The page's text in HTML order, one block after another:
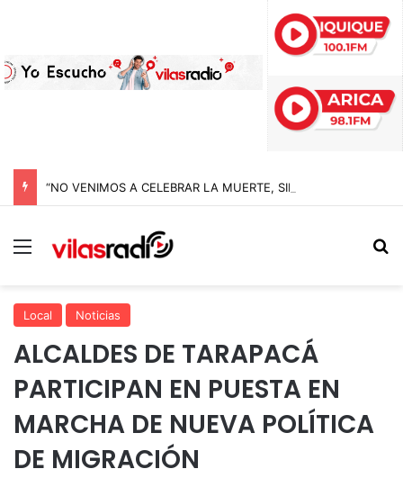
Menú
Local Noticias
ALCALDES DE TARAPACÁ
PARTICIPAN EN PUESTA EN
MARCHA DE NUEVA POLÍTICA
DE MIGRACIÓN